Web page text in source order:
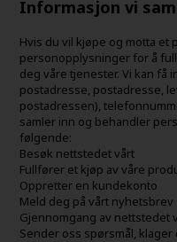
Informasjon vi
Hvis du vil kjøpe og motta et
personopplysninger for å
deg våre tjenester. Vi kan få
postadresse, postadresse,
postadressen),
samler inn og behandler
følgende:
Besøk nettstedet vårt
Fullfører et kjøp av våre
Oppretter en kundekonto
Meld deg på vårt nyhetsbrev
Gjennomgang av nettstedet
Sender oss spørsmål,